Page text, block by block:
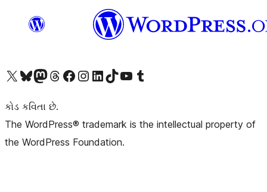
અમારા X (અગાઉ ટ્વિટર) એકાઉન્ટની મુલાકાત લોઅમારા Bluesky એકાઉન્ટની મુલાકાત લોઅમારા માસ્ટોડોન એકાઉન્ટની મુલાકાત લોઅમારા Threads એકાઉન્ટની મુલાકાત લો અમારા ફેસબુક પેજની મુલાકાત લોઅમારા ઇન્સ્ટાગ્રામ એકાઉન્ટની મુલાકાત લો અમારા LinkedIn એકાઉન્ટની મુલાકાત લોઅમારા TikTok એકાઉન્ટની મુલાકાત લોઅમારી YouTube ચેનલની મુલાકાત લો અમારા Tumblr એકાઉન્ટની મુલાકાત લો
કોડ કવિતા છે.
The WordPress® trademark is the intellectual property of
the WordPress Foundation.